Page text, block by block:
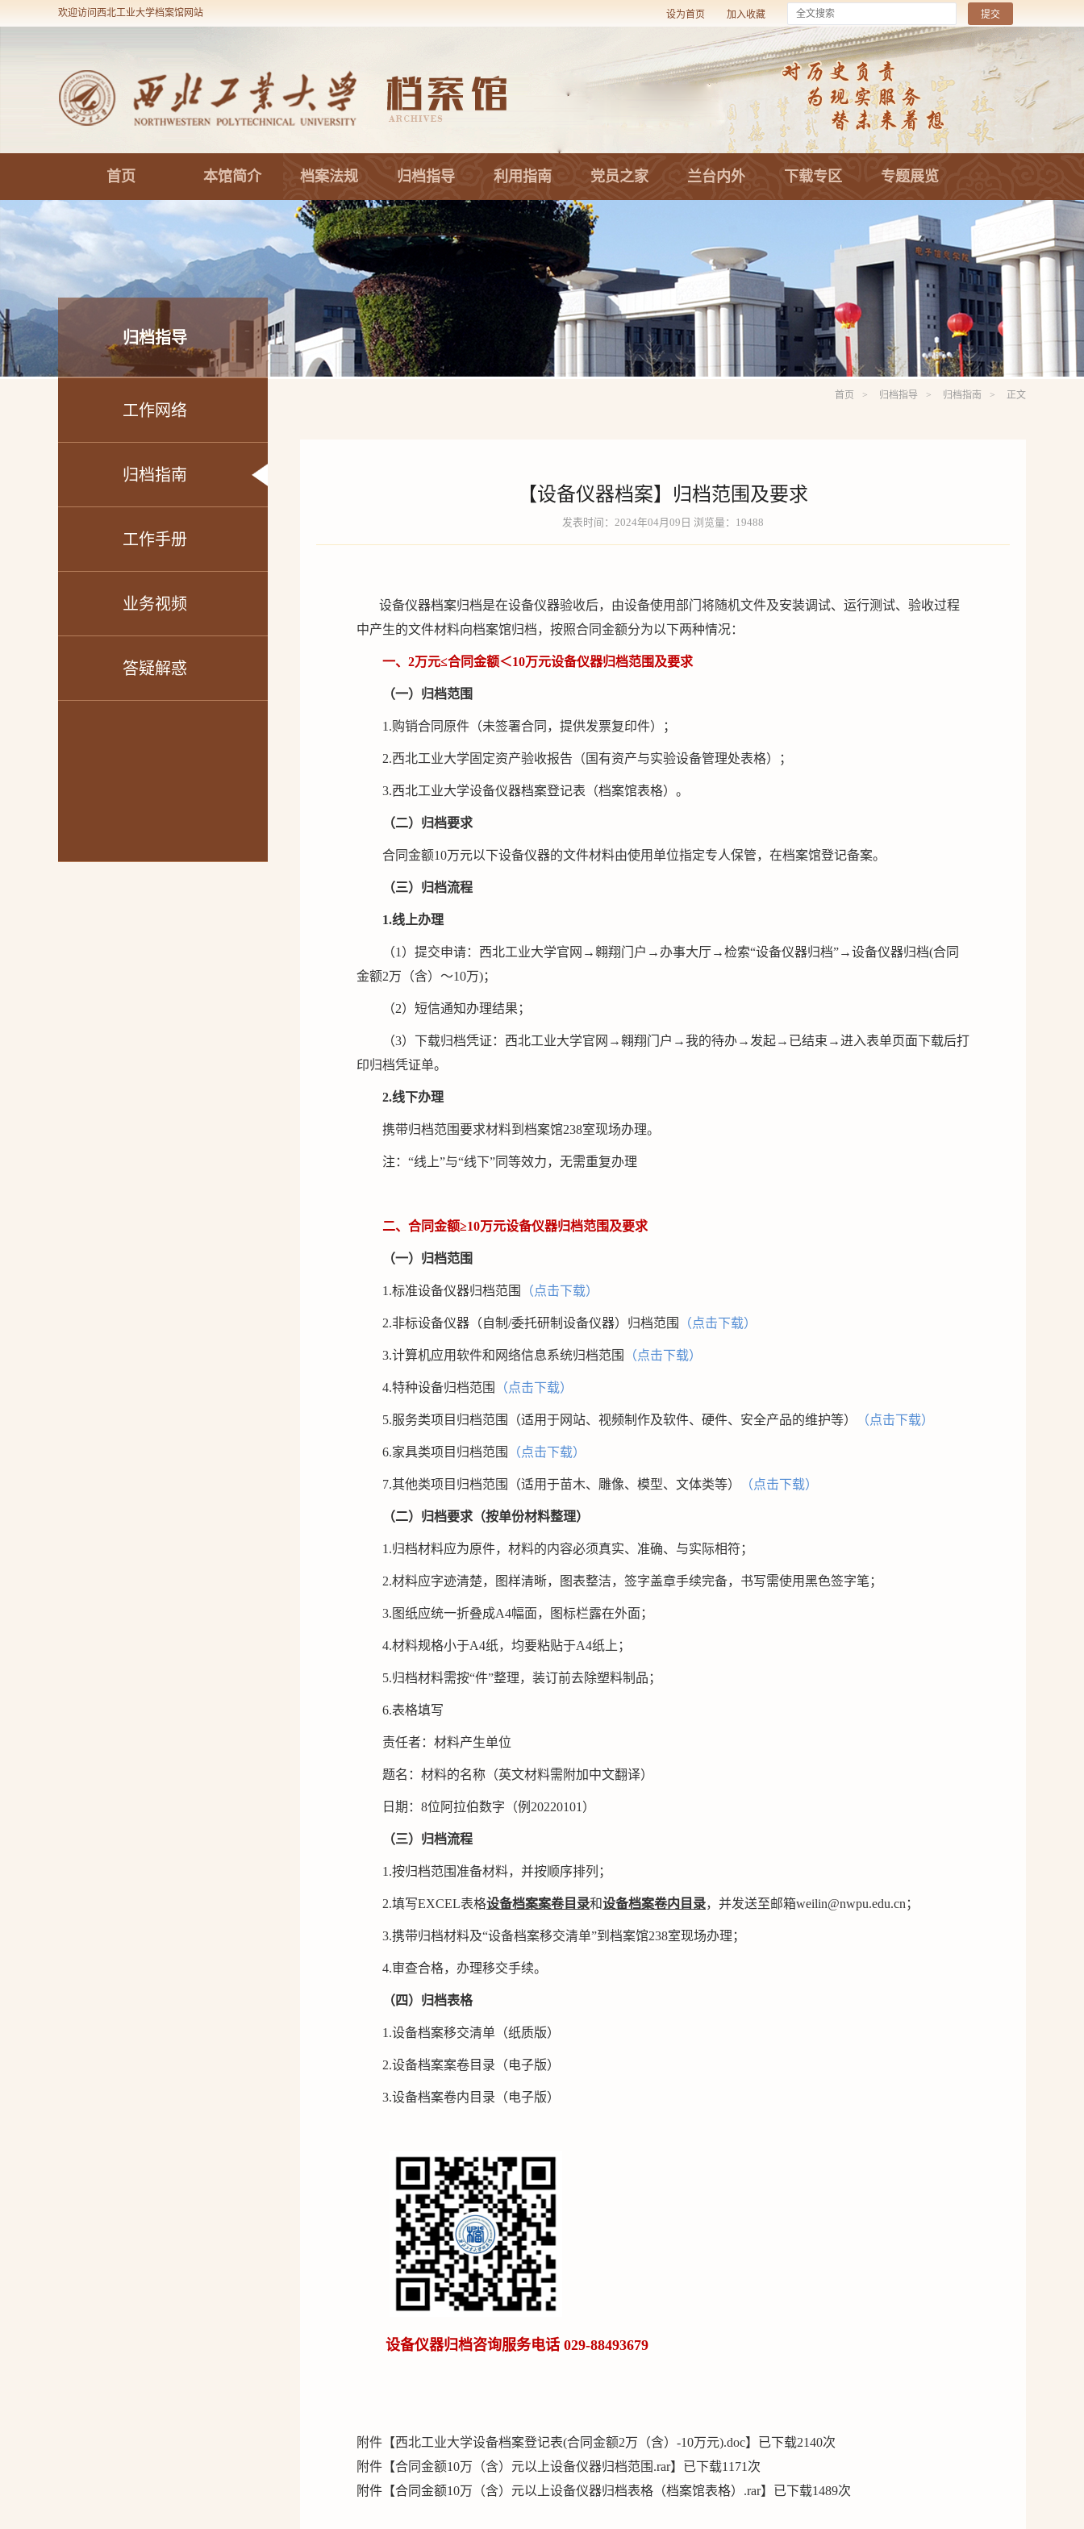
欢迎访问西北工业大学档案馆网站 设为首页 加入收藏
首页 本馆简介 档案法规 归档指导 利用指南 党员之家 兰台内外 下载专区 专题展览
首页 归档指导 归档指南 正文
归档指导
工作网络
归档指南
工作手册
业务视频
答疑解惑
【设备仪器档案】归档范围及要求
发表时间：2024年04月09日 浏览量： 19488
设备仪器档案归档是在设备仪器验收后，由设备使用部门将随机文件及安装调试、运行测试、验收过程
中产生的文件材料向档案馆归档，按照合同金额分为以下两种情况：
一、2万元≤合同金额＜10万元设备仪器归档范围及要求
（一）归档范围
1.购销合同原件（未签署合同，提供发票复印件）；
2.西北工业大学固定资产验收报告（国有资产与实验设备管理处表格）；
3.西北工业大学设备仪器档案登记表 （档案馆表格）。
（二）归档要求
合同金额10万元以下设备仪器的文件材料由使用单位指定专人保管，在档案馆登记备案。
（三）归档流程
1.线上办理
（1）提交申请：西北工业大学官网→翱翔门户→办事大厅→检索“设备仪器归档”→设备仪器归档(合同
金额2万（含）～10万)；
（2）短信通知办理结果；
（3）下载归档凭证：西北工业大学官网→翱翔门户→我的待办→发起→已结束→进入表单页面下载后打
印归档凭证单。
2.线下办理
携带归档范围要求材料到档案馆238室现场办理。
注：“线上”与“线下”同等效力，无需重复办理
二、合同金额≥10万元设备仪器归档范围及要求
（一）归档范围
1.标准设备仪器归档范围 （点击下载）
2.非标设备仪器（自制/委托研制设备仪器）归档范围 （点击下载）
3.计算机应用软件和网络信息系统归档范围 （点击下载）
4.特种设备归档范围 （点击下载）
5.服务类项目归档范围（适用于网站、视频制作及软件、硬件、安全产品的维护等） （点击下载）
6.家具类项目归档范围 （点击下载）
7.其他类项目归档范围（适用于苗木、雕像、模型、文体类等） （点击下载）
（二）归档要求（按单份材料整理）
1.归档材料应为原件，材料的内容必须真实、准确、与实际相符；
2.材料应字迹清楚，图样清晰，图表整洁，签字盖章手续完备，书写需使用黑色签字笔；
3.图纸应统一折叠成A4幅面，图标栏露在外面；
4.材料规格小于A4纸，均要粘贴于A4纸上；
5.归档材料需按“件”整理，装订前去除塑料制品；
6.表格填写
责任者：材料产生单位
题名：材料的名称（英文材料需附加中文翻译）
日期： 8位阿拉伯数字（例 20220101 ）
（三）归档流程
1.按归档范围准备材料，并按顺序排列；
2.填写EXCEL表格设备档案案卷目录和设备档案卷内目录，并发送至邮箱weilin@nwpu.edu.cn；
3.携带归档材料及“设备档案移交清单”到档案馆238室现场办理；
4.审查合格，办理移交手续。
（四）归档表格
1.设备档案移交清单 （纸质版）
2.设备档案案卷目录（电子版）
3.设备档案卷内目录（电子版）
设备仪器归档咨询服务电话 029-88493679
附件【西北工业大学设备档案登记表(合同金额2万（含）-10万元).doc】已下载2140次
附件【合同金额10万（含）元以上设备仪器归档范围.rar】已下载1171 次
附件【合同金额10万（含）元以上设备仪器归档表格（档案馆表格）.rar】已下载1489次